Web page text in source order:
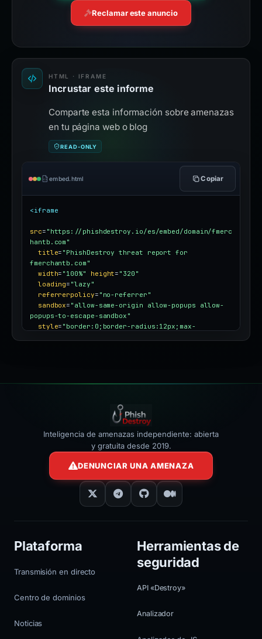
Reclamar este anuncio
HTML · IFRAME
Incrustar este informe
Comparte esta información sobre amenazas
en tu página web o blog
READ-ONLY
embed.html Copiar
<iframe
src= "https://phishdestroy.io/es/embed/domain/fmerc
hantb.com"
title= "PhishDestroy threat report for
fmerchantb.com"
width= "100%" height= "320"
loading= "lazy"
referrerpolicy= "no-referrer"
sandbox= "allow-same-origin allow-popups allow-
popups-to-escape-sandbox"
style= "border:0;border-radius:12px;max-
Inteligencia de amenazas independiente: abierta
y gratuita desde 2019.
DENUNCIAR UNA AMENAZA
Plataforma
Transmisión en directo
Centro de dominios
Noticias
Herramientas de
seguridad
API «Destroy»
Analizador